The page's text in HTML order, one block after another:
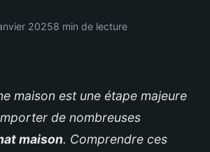
20258 min de lecture
maison est une étape majeure
de nombreuses
maison. Comprendre ces